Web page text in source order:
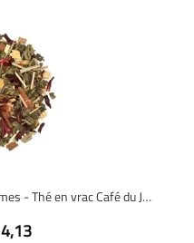
Inspiración - thé vert 100 grammes - Thé en vrac Café du Jour
4,13